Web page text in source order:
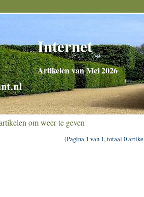
Internet
Artikelen van Mei 2026
om weer te geven
(Pagina 1 van 1, totaal 0